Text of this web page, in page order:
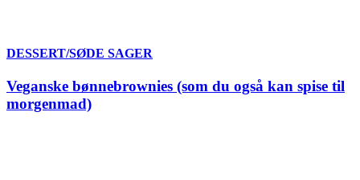
DESSERT/SØDE SAGER
Veganske bønnebrownies (som du også kan spise til
morgenmad)